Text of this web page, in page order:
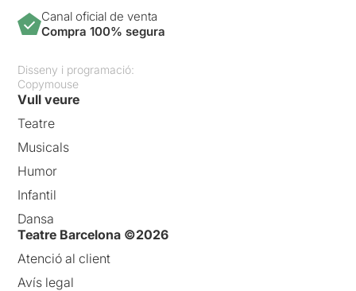
Canal oficial de venta
Compra 100% segura
Disseny i programació:
Copymouse
Vull veure
Teatre
Musicals
Humor
Infantil
Dansa
Teatre Barcelona ©2026
Atenció al client
Avís legal